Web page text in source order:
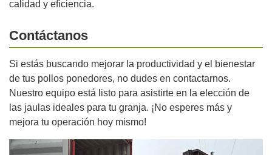
calidad y eficiencia.
Contáctanos
Si estás buscando mejorar la productividad y el bienestar
de tus pollos ponedores, no dudes en contactarnos.
Nuestro equipo está listo para asistirte en la elección de
las jaulas ideales para tu granja. ¡No esperes más y
mejora tu operación hoy mismo!